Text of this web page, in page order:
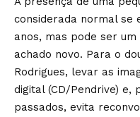
considerada normal se
anos, mas pode ser
achado novo. Para o
Rodrigues, levar as
digital (CD/Pendrive) e,
passados, evita